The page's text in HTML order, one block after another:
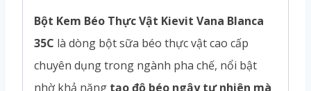
Bột Kem Béo Thực Vật Kievit Vana Blanca
35C là dòng bột sữa béo thực vật cao cấp
chuyên dụng trong ngành pha chế, nổi bật
nhờ khả năng tạo độ béo ngậy tự nhiên mà